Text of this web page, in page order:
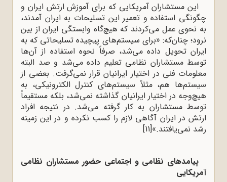
این مستشاران آمریکایی که برای آموزش ارتش ایران و
چگونگی استفاده و تعمیر این تسلیحات به ایران آمدند،
به نحوی عمل می‌کردند که هیچ‌گاه وابستگی ایران از بین
نرود؛ چنان‌که: «برای سیستم‌های پیچیده تسلیحاتی که به
ایران تحویل داده می‌شد، صرفاً نحوه استفاده از آن‌ها
توسط مستشاران نظامی تعلیم داده می‌شد و صد البته
معلومات فنی در اختیار ایرانیان قرار نمی‌گرفت. بعضی از
سیستم‌ها هم، مثلاً سیستم‌های کنترل الکترونیکی، به
‌هیچ‌وجه در اختیار ایرانیان گذاشته نمی‌شد، بلکه مستقیماً
توسط مستشاران به کار گرفته می‌شد. در نتیجه افراد
ارتش در ایران آگاهی لازم را کسب نکرده و در این زمینه
رشد نمی‌یافتند.»[11]
پیامدهای نظامی و اجتماعی حضور مستشاران نظامى
آمریکایى